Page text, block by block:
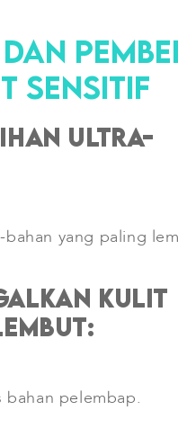
SENSITIF
ultra-
bahan yang paling
kulit
bahan pelembap.